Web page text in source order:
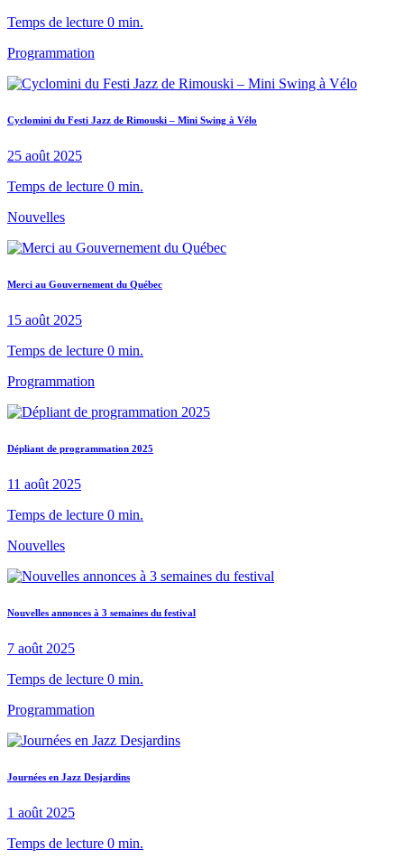
Temps de lecture 0 min.
Programmation
Cyclomini du Festi Jazz de Rimouski – Mini Swing à Vélo
25 août 2025
Temps de lecture 0 min.
Nouvelles
Merci au Gouvernement du Québec
15 août 2025
Temps de lecture 0 min.
Programmation
Dépliant de programmation 2025
11 août 2025
Temps de lecture 0 min.
Nouvelles
Nouvelles annonces à 3 semaines du festival
7 août 2025
Temps de lecture 0 min.
Programmation
Journées en Jazz Desjardins
1 août 2025
Temps de lecture 0 min.